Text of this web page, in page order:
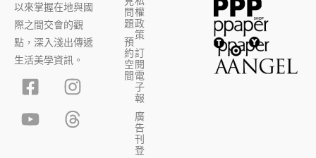
以來掌握在地與國
際之間交會的觀
點，深入淺出傳遞
生活美學資訊。
F
a
c
I
n
s
t
Y
o
u
T
h
r
e
問
題
預
約
空
間
權
政
策
訂
閱
電
子
報
廣
告
刊
登